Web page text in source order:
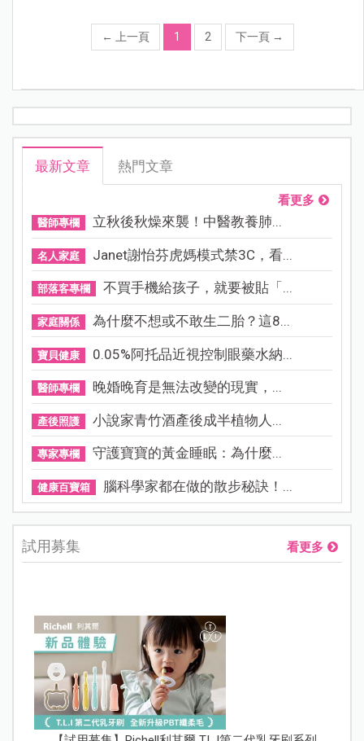
← 上一頁 1 2 下一頁 →
最新文章 熱門文章
看更多
醫師專欄 立秋後秋燥來襲！中醫教養肺...
名人家庭 Janet謝怡芬虎媽模式禁3C，看...
部落客專欄 不買手機給孩子，就要被貼「...
家庭關係 為什麼不想或不敢生二胎？這8...
寶貝健康 0.05%阿托品近視控制眼藥水納...
醫師專欄 晚婚晚育是無法改變的現實，...
產後照護 小說家青竹酒產後成半植物人...
專家專欄 守護寶寶的黃金睡眠：為什麼...
健康百寶箱 腦科學家都在做的散步秘訣！...
試用募集 看更多